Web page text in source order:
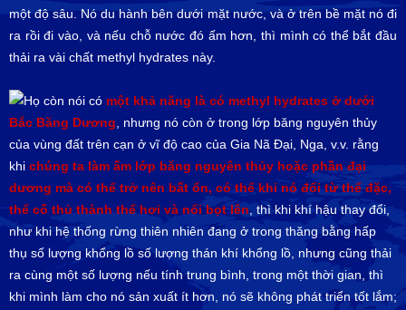
một độ sâu. Nó du hành bên dưới mặt nước, và ở trên bề mặt nó đi
ra rồi đi vào, và nếu chỗ nước đó ấm hơn, thì mình có thể bắt đầu
thải ra vài chất methyl hydrates này.
Họ còn nói có một khả năng là có methyl hydrates ở dưới
Bắc Băng Dương , nhưng nó còn ở trong lớp băng nguyên thủy
của vùng đất trên cạn ở vĩ độ cao của Gia Nã Đại, Nga, v.v. rằng
khi chúng ta làm ấm lớp băng nguyên thủy hoặc phần đại
dương mà có thể trở nên bất ổn, có thể khi nó đổi từ thể đặc,
thể cố thủ thành thể hơi và nổi bọt lên , thì khi khí hậu thay đổi,
như khi hệ thống rừng thiên nhiên đang ở trong thăng bằng hấp
thụ số lượng khổng lồ số lượng thán khí khổng lồ, nhưng cũng thải
ra cùng một số lượng nếu tính trung bình, trong một thời gian, thì
khi mình làm cho nó sản xuất ít hơn, nó sẽ không phát triển tốt lắm;